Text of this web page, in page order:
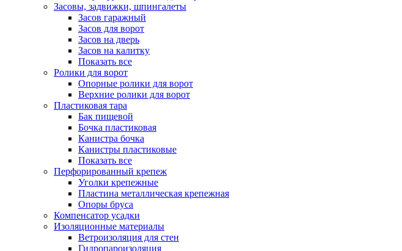
Засовы, задвижки, шпингалеты
Засов гаражный
Засов для ворот
Засов на дверь
Засов на калитку
Показать все
Ролики для ворот
Опорные ролики для ворот
Верхние ролики для ворот
Пластиковая тара
Бак пищевой
Бочка пластиковая
Канистра бочка
Канистры пластиковые
Показать все
Перфорированный крепеж
Уголки крепежные
Пластина металлическая крепежная
Опоры бруса
Компенсатор усадки
Изоляционные материалы
Ветроизоляция для стен
Гидропароизоляция